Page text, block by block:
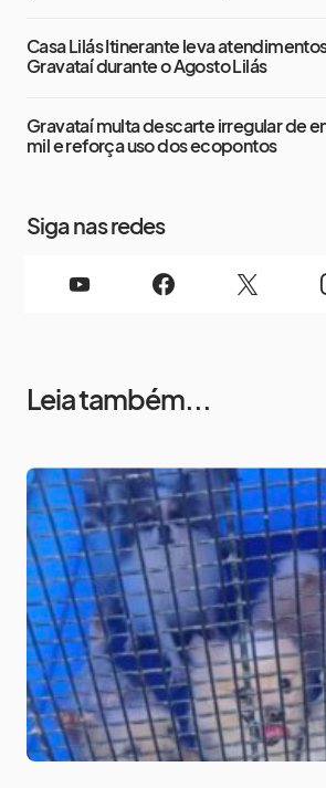
Casa Lilás Itinerante leva
Gravataí durante o Agosto Lilás
Gravataí multa descarte irregular de
mil e reforça uso dos ecopontos
Siga nas redes
Leia também...